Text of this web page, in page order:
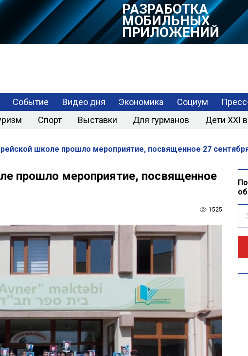
РАЗРАБОТКА
МОБИЛЬНЫХ
ПРИЛОЖЕНИЙ
Событие Видео дня Экономика Социум
Спорт Выставки Для гурманов Дети XXI
школе прошло мероприятие, посвященное 27
прошло мероприятие, посвященное
1525